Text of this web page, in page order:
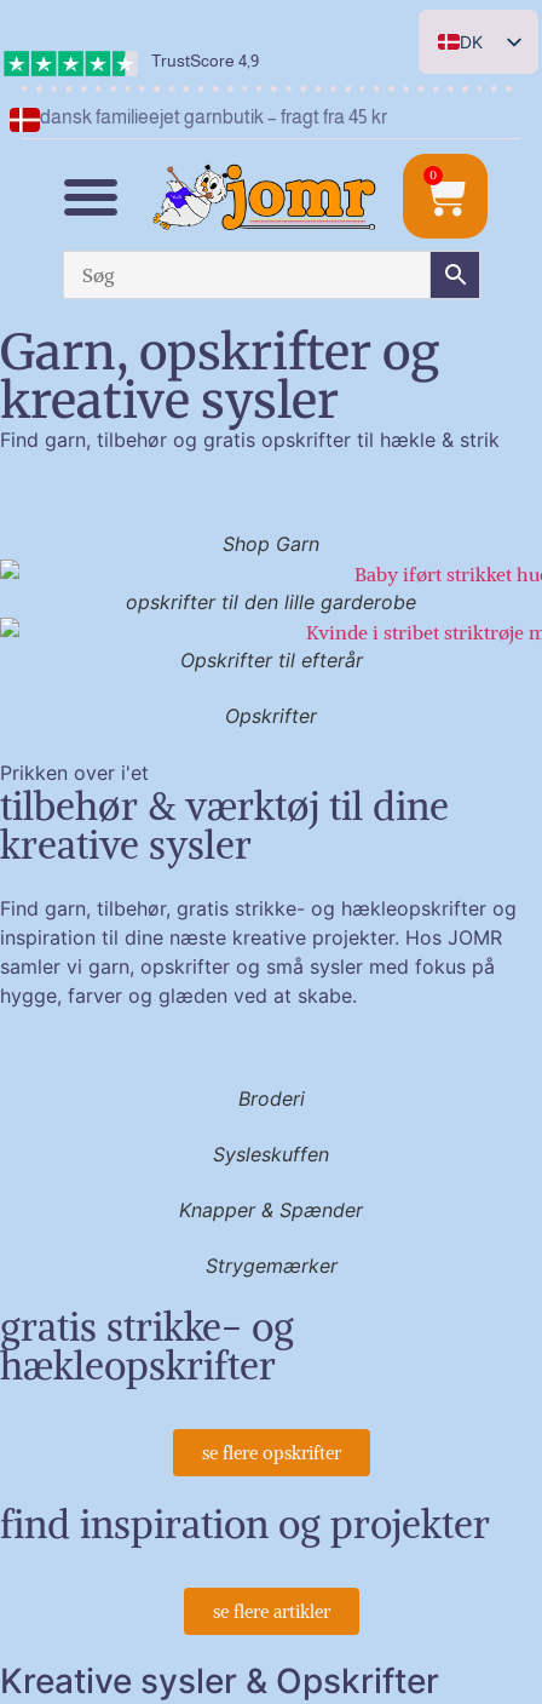
TrustScore 4,9
DK
EN
NL
dansk familieejet garnbutik – fragt fra 45 kr
0
Garn, opskrifter og
kreative sysler
Find garn, tilbehør og gratis opskrifter til hækle & strik
Shop Garn
opskrifter til den lille garderobe
Opskrifter til efterår
Opskrifter
Prikken over i'et
tilbehør & værktøj til dine
kreative sysler
Find garn, tilbehør, gratis strikke- og hækleopskrifter og
inspiration til dine næste kreative projekter. Hos JOMR
samler vi garn, opskrifter og små sysler med fokus på
hygge, farver og glæden ved at skabe.
Broderi
Sysleskuffen
Knapper & Spænder
Strygemærker
gratis strikke- og
hækleopskrifter
se flere opskrifter
find inspiration og projekter
se flere artikler
Kreative sysler & Opskrifter